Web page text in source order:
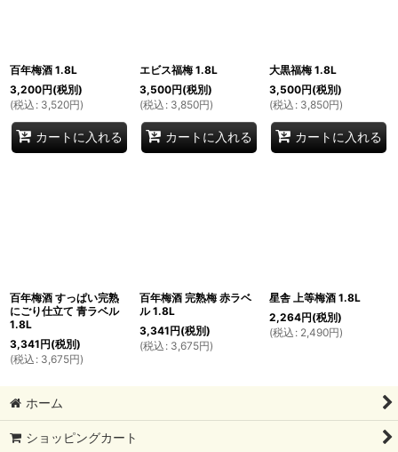
百年梅酒 1.8L
3,200円(税別)
(税込 : 3,520円)
カートに入れる
エビス福梅 1.8L
3,500円(税別)
(税込 : 3,850円)
カートに入れる
大黒福梅 1.8L
3,500円(税別)
(税込 : 3,850円)
カートに入れる
百年梅酒 すっぱい完熟
にごり仕立て 青ラベル
1.8L
3,341円(税別)
(税込 : 3,675円)
百年梅酒 完熟梅 赤ラベ
ル 1.8L
3,341円(税別)
(税込 : 3,675円)
星舎 上等梅酒 1.8L
2,264円(税別)
(税込 : 2,490円)
ホーム
ショッピングカート